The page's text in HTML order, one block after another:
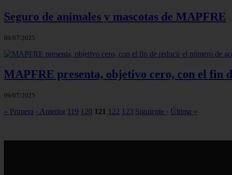
Seguro de animales y mascotas de MAPFRE
09/07/2025
MAPFRE presenta, objetivo cero, con el fin
09/07/2025
« Primera ‹ Anterior 119 120 121 122 123 Siguiente › Última »